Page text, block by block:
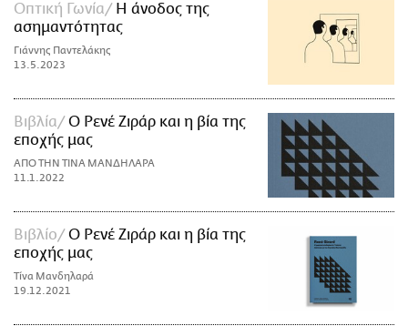
Οπτική Γωνία
Η άνοδος της
ασημαντότητας
Γιάννης Παντελάκης
13.5.2023
Βιβλία
Ο Ρενέ Ζιράρ και η βία της
εποχής μας
ΑΠΟ ΤΗΝ ΤΙΝΑ ΜΑΝΔΗΛΑΡΑ
11.1.2022
Βιβλίο
Ο Ρενέ Ζιράρ και η βία της
εποχής μας
Τίνα Μανδηλαρά
19.12.2021